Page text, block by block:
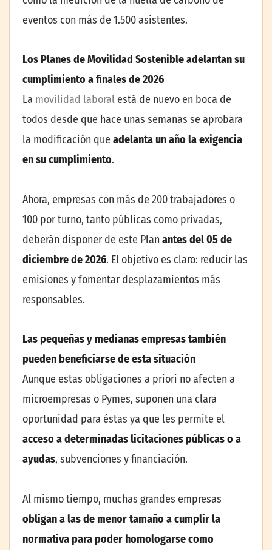
eventos con más de 1.500 asistentes.
Los Planes de Movilidad Sostenible adelantan su
cumplimiento a finales de 2026
La movilidad laboral está de nuevo en boca de
todos desde que hace unas semanas se aprobara
la modificación que adelanta un año la exigencia
en su cumplimiento.
Ahora, empresas con más de 200 trabajadores o
100 por turno, tanto públicas como privadas,
deberán disponer de este Plan antes del 05 de
diciembre de 2026. El objetivo es claro: reducir las
emisiones y fomentar desplazamientos más
responsables.
Las pequeñas y medianas empresas también
pueden beneficiarse de esta situación
Aunque estas obligaciones a priori no afecten a
microempresas o Pymes, suponen una clara
oportunidad para éstas ya que les permite el
acceso a determinadas licitaciones públicas o a
ayudas, subvenciones y financiación.
Al mismo tiempo, muchas grandes empresas
obligan a las de menor tamaño a cumplir la
normativa para poder homologarse como